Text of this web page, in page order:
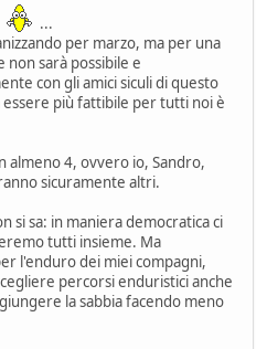
...
per marzo, ma per una
sarà possibile e
con gli amici siculi di questo
più fattibile per tutti noi è
almeno 4, ovvero io, Sandro,
sicuramente altri.
si sa: in maniera democratica ci
tutti insieme. Ma
l'enduro dei miei compagni,
percorsi enduristici anche
la sabbia facendo meno